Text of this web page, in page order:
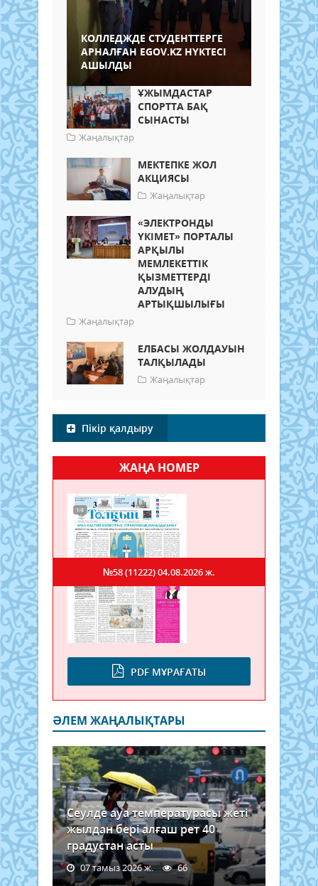
КОЛЛЕДЖДЕ СТУДЕНТТЕРГЕ
АРНАЛҒАН EGOV.KZ НҮКТЕСІ
АШЫЛДЫ
ҰЖЫМДАСТАР
СПОРТТА БАҚ
СЫНАСТЫ
Жаңалықтар
МЕКТЕПКЕ ЖОЛ
АКЦИЯСЫ
Жаңалықтар
«ЭЛЕКТРОНДЫ
ҮКІМЕТ» ПОРТАЛЫ
АРҚЫЛЫ
МЕМЛЕКЕТТІК
ҚЫЗМЕТТЕРДІ
АЛУДЫҢ
АРТЫҚШЫЛЫҒЫ
Жаңалықтар
ЕЛБАСЫ ЖОЛДАУЫН
ТАЛҚЫЛАДЫ
Жаңалықтар
Пікір қалдыру
ЖАҢА НОМЕР
PDF МҰРАҒАТЫ
№58 (11222)04.08.2026 ж.
ӘЛЕМ ЖАҢАЛЫҚТАРЫ
Сеулде ауа температурасы жеті
жылдан бері алғаш рет 40
градустан асты
07 тамыз 2026 ж. 66